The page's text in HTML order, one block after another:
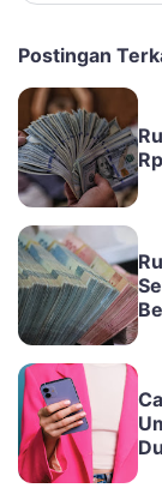
Postingan